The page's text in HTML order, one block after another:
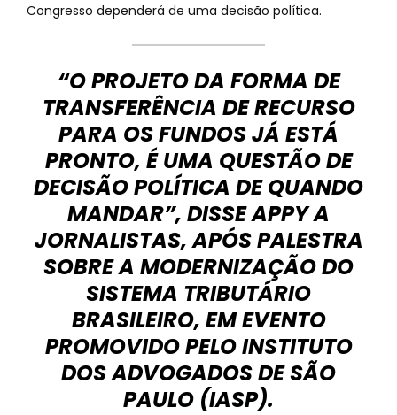
Congresso dependerá de uma decisão política.
“O PROJETO DA FORMA DE
TRANSFERÊNCIA DE RECURSO
PARA OS FUNDOS JÁ ESTÁ
PRONTO, É UMA QUESTÃO DE
DECISÃO POLÍTICA DE QUANDO
MANDAR”, DISSE APPY A
JORNALISTAS, APÓS PALESTRA
SOBRE A MODERNIZAÇÃO DO
SISTEMA TRIBUTÁRIO
BRASILEIRO, EM EVENTO
PROMOVIDO PELO INSTITUTO
DOS ADVOGADOS DE SÃO
PAULO (IASP).